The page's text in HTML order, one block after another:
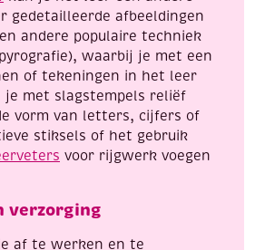
gedetailleerde afbeeldingen
andere populaire techniek
waarbij je met een
of tekeningen in het leer
je met slagstempels reliëf
vorm van letters, cijfers of
stiksels of het gebruik
voor rijgwerk voegen
verzorging
af te werken en te